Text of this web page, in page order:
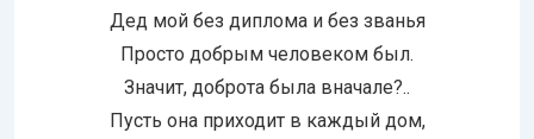
Дед мой без диплома и без званья
Просто добрым человеком был.
Значит, доброта была вначале?..
Пусть она приходит в каждый дом,